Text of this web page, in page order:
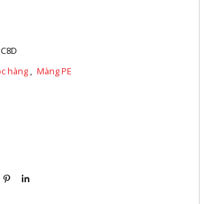
hàng , Màng PE